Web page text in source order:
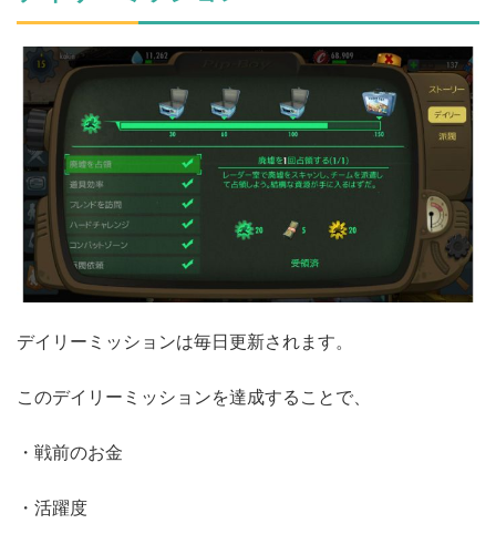
デイリーミッションは毎日更新されます。
このデイリーミッションを達成することで、
・戦前のお金
・活躍度